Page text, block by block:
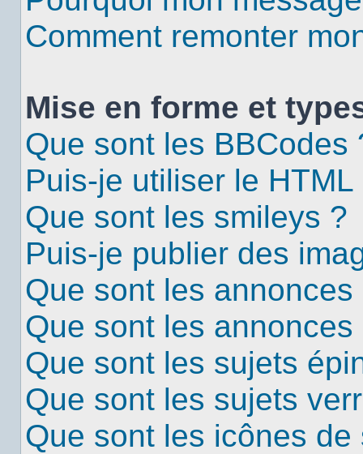
Comment remonter
Mise en forme et
Que sont les BBCodes
Puis-je utiliser le HTML
Que sont les smileys ?
Puis-je publier des
Que sont les
Que sont les annonces
Que sont les sujets
Que sont les sujets
Que sont les icônes de